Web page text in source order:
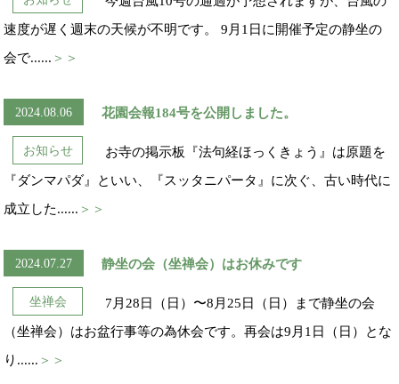
速度が遅く週末の天候が不明です。 9月1日に開催予定の静坐の
会で...... ＞＞
2024.08.06 花園会報184号を公開しました。
お知らせ
お寺の掲示板『法句経ほっくきょう』は原題を
『ダンマパダ』といい、『スッタニパータ』に次ぐ、古い時代に
成立した...... ＞＞
2024.07.27 静坐の会（坐禅会）はお休みです
坐禅会
7月28日（日）〜8月25日（日）まで静坐の会
（坐禅会）はお盆行事等の為休会です。再会は9月1日（日）とな
り...... ＞＞